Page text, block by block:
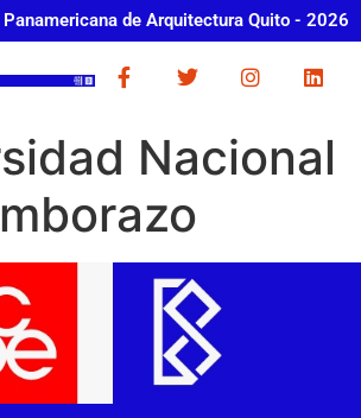
Panamericana de Arquitectura Quito - 2026
Nacional